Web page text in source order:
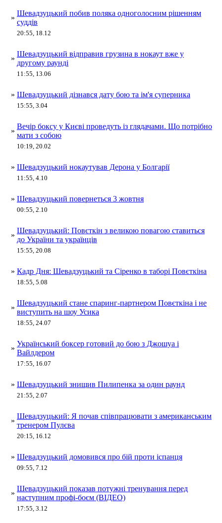
»
Шевадзуцький побив поляка одноголосним рішенням
суддів
20:55, 18.12
»
Шевадзуцький відправив грузина в нокаут вже у
другому раунді
11:55, 13.06
» Шевадзуцький дізнався дату бою та ім'я суперника
15:55, 3.04
»
Вечір боксу у Києві проведуть із глядачами. Що потрібно
мати з собою
10:19, 20.02
» Шевадзуцький нокаутував Дерона у Болгарії
11:55, 4.10
» Шевадзуцький повернеться 3 жовтня
00:55, 2.10
»
Шевадзуцький: Повєткін з великою повагою ставиться
до України та українців
15:55, 20.08
» Кадр Дня: Шевадзуцький та Сіренко в таборі Повєткіна
18:55, 5.08
»
Шевадзуцький стане спаринг-партнером Повєткіна і не
виступить на шоу Усика
18:55, 24.07
»
Український боксер готовий до бою з Джошуа і
Вайлдером
17:55, 16.07
» Шевадзуцький знищив Пилипенка за один раунд
21:55, 2.07
»
Шевадзуцький: Я почав співпрацювати з американським
тренером Пулєва
20:15, 16.12
» Шевадзуцький домовився про бій проти іспанця
09:55, 7.12
»
Шевадзуцький показав потужні тренування перед
наступним профі-боєм (ВІДЕО)
17:55, 3.12